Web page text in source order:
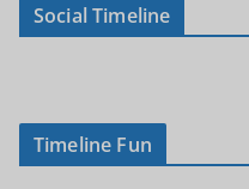
Social Timeline
Timeline Fun